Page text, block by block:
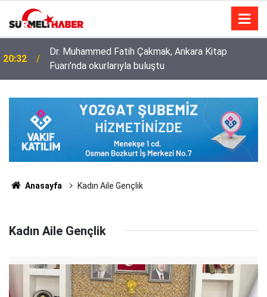
14:52
Diyanet İşleri Başkanlığı ile Türkiye Diyanet Vakfı
milyonları sevindirdi
Anasayfa Kadın Aile Gençlik
Kadın Aile Gençlik